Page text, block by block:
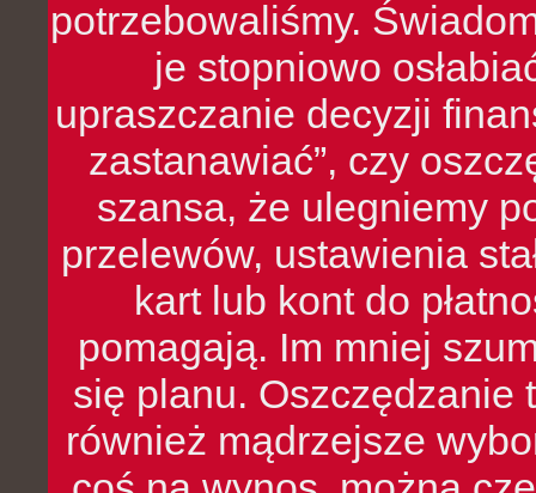
potrzebowaliśmy.
je stopniowo
upraszczanie decyzji
zastanawiać”, czy
szansa, że ulegniemy
przelewów, ustawienia
kart lub kont do
pomagają. Im mniej
się planu. Oszczędzanie
również mądrzejsze